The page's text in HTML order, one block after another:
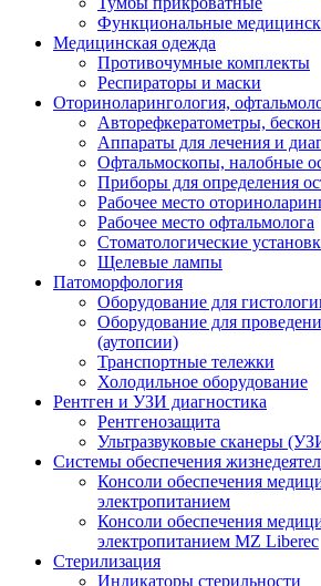
Функциональные
Медицинская одежда
Противочумные комплекты
Респираторы и маски
Оториноларингология,
Авторефкератометры,
Аппараты для лечения и
Офтальмоскопы, налобные
Приборы для определения
Рабочее место
Рабочее место офтальмолога
Стоматологические
Щелевые лампы
Патоморфология
Оборудование для
Оборудование для
(аутопсии)
Транспортные тележки
Холодильное оборудование
Рентген и УЗИ диагностика
Рентгенозащита
Ультразвуковые сканеры
Системы обеспечения
Консоли обеспечения
электропитанием
Консоли обеспечения
электропитанием MZ Liberec
Стерилизация
Индикаторы стерильности